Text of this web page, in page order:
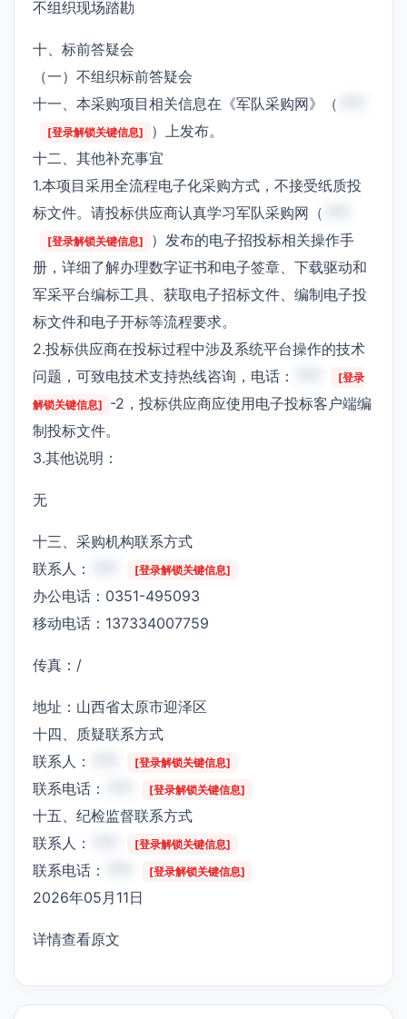
不组织现场踏勘
十、标前答疑会
（一）不组织标前答疑会
十一、本采购项目相关信息在《军队采购网》（
[登录解锁关键信息]
）上发布。
十二、其他补充事宜
1.本项目采用全流程电子化采购方式，不接受纸质投
标文件。请投标供应商认真学习军队采购网（
[登录解锁关键信息]
）发布的电子招投标相关操作手
册，详细了解办理数字证书和电子签章、下载驱动和
军采平台编标工具、获取电子招标文件、编制电子投
标文件和电子开标等流程要求。
2.投标供应商在投标过程中涉及系统平台操作的技术
问题，可致电技术支持热线咨询，电话：
[登录
解锁关键信息]
-2，投标供应商应使用电子投标客户端编
制投标文件。
3.其他说明：
无
十三、采购机构联系方式
联系人：
[登录解锁关键信息]
办公电话：0351-495093
移动电话：137334007759
传真：/
地址：山西省太原市迎泽区
十四、质疑联系方式
联系人：
[登录解锁关键信息]
联系电话： [登录解锁关键信息]
十五、纪检监督联系方式
联系人：
[登录解锁关键信息]
联系电话： [登录解锁关键信息]
2026年05月11日
详情查看原文